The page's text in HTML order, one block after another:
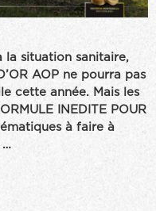
la situation sanitaire,
AOP ne pourra pas
cette année. Mais les
INEDITE POUR
à faire à
…